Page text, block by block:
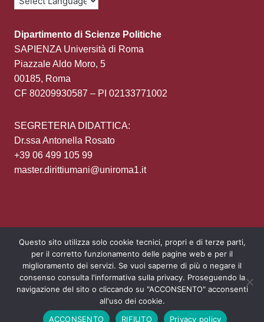
Dipartimento di Scienze Politiche
SAPIENZA Università di Roma
Piazzale Aldo Moro, 5
00185, Roma
CF 80209930587 – PI 02133771002
SEGRETERIA DIDATTICA:
Dr.ssa Antonella Rosato
+39 06 499 105 99
master.dirittiumani@uniroma1.it
Area Riservata Privacy policy Login
Questo sito utilizza solo cookie tecnici, propri e di terze parti,
per il corretto funzionamento delle pagine web e per il
miglioramento dei servizi. Se vuoi saperne di più o negare il
consenso consulta l'informativa sulla privacy. Proseguendo la
navigazione del sito o cliccando su "ACCONSENTO" acconsenti
all'uso dei cookie.
ACCONSENTO
RIFIUTO Privacy policy